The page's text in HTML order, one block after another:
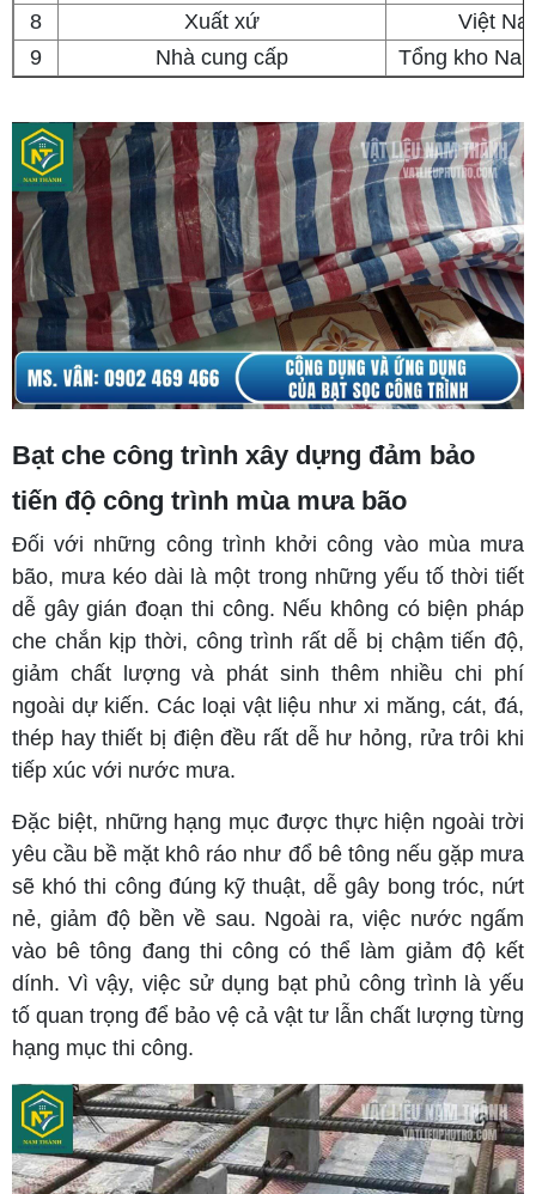
8 Xuất xứ
Việt
9
Nhà cung cấp Tổng kho
Bạt che công trình xây dựng đảm bảo
tiến độ công trình mùa mưa bão
Đối với những công trình khởi công vào mùa mưa
bão, mưa kéo dài là một trong những yếu tố thời tiết
dễ gây gián đoạn thi công. Nếu không có biện pháp
che chắn kịp thời, công trình rất dễ bị chậm tiến độ,
giảm chất lượng và phát sinh thêm nhiều chi phí
ngoài dự kiến. Các loại vật liệu như xi măng, cát, đá,
thép hay thiết bị điện đều rất dễ hư hỏng, rửa trôi khi
tiếp xúc với nước mưa.
Đặc biệt, những hạng mục được thực hiện ngoài trời
yêu cầu bề mặt khô ráo như đổ bê tông nếu gặp mưa
sẽ khó thi công đúng kỹ thuật, dễ gây bong tróc, nứt
nẻ, giảm độ bền về sau. Ngoài ra, việc nước ngấm
vào bê tông đang thi công có thể làm giảm độ kết
dính. Vì vậy, việc sử dụng bạt phủ công trình là yếu
tố quan trọng để bảo vệ cả vật tư lẫn chất lượng từng
hạng mục thi công.